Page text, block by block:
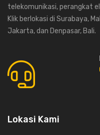
telekomunikasi, perangkat
Klik berlokasi di Surabaya,
Jakarta, dan Denpasar, Bali.
Lokasi Kami